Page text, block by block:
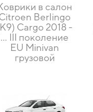
в салон
Berlingo
Cargo 2018 -
… III поколение
EU Minivan
грузовой